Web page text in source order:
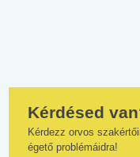
Kérdésed
Kérdezz orvos
égető problémáidra!